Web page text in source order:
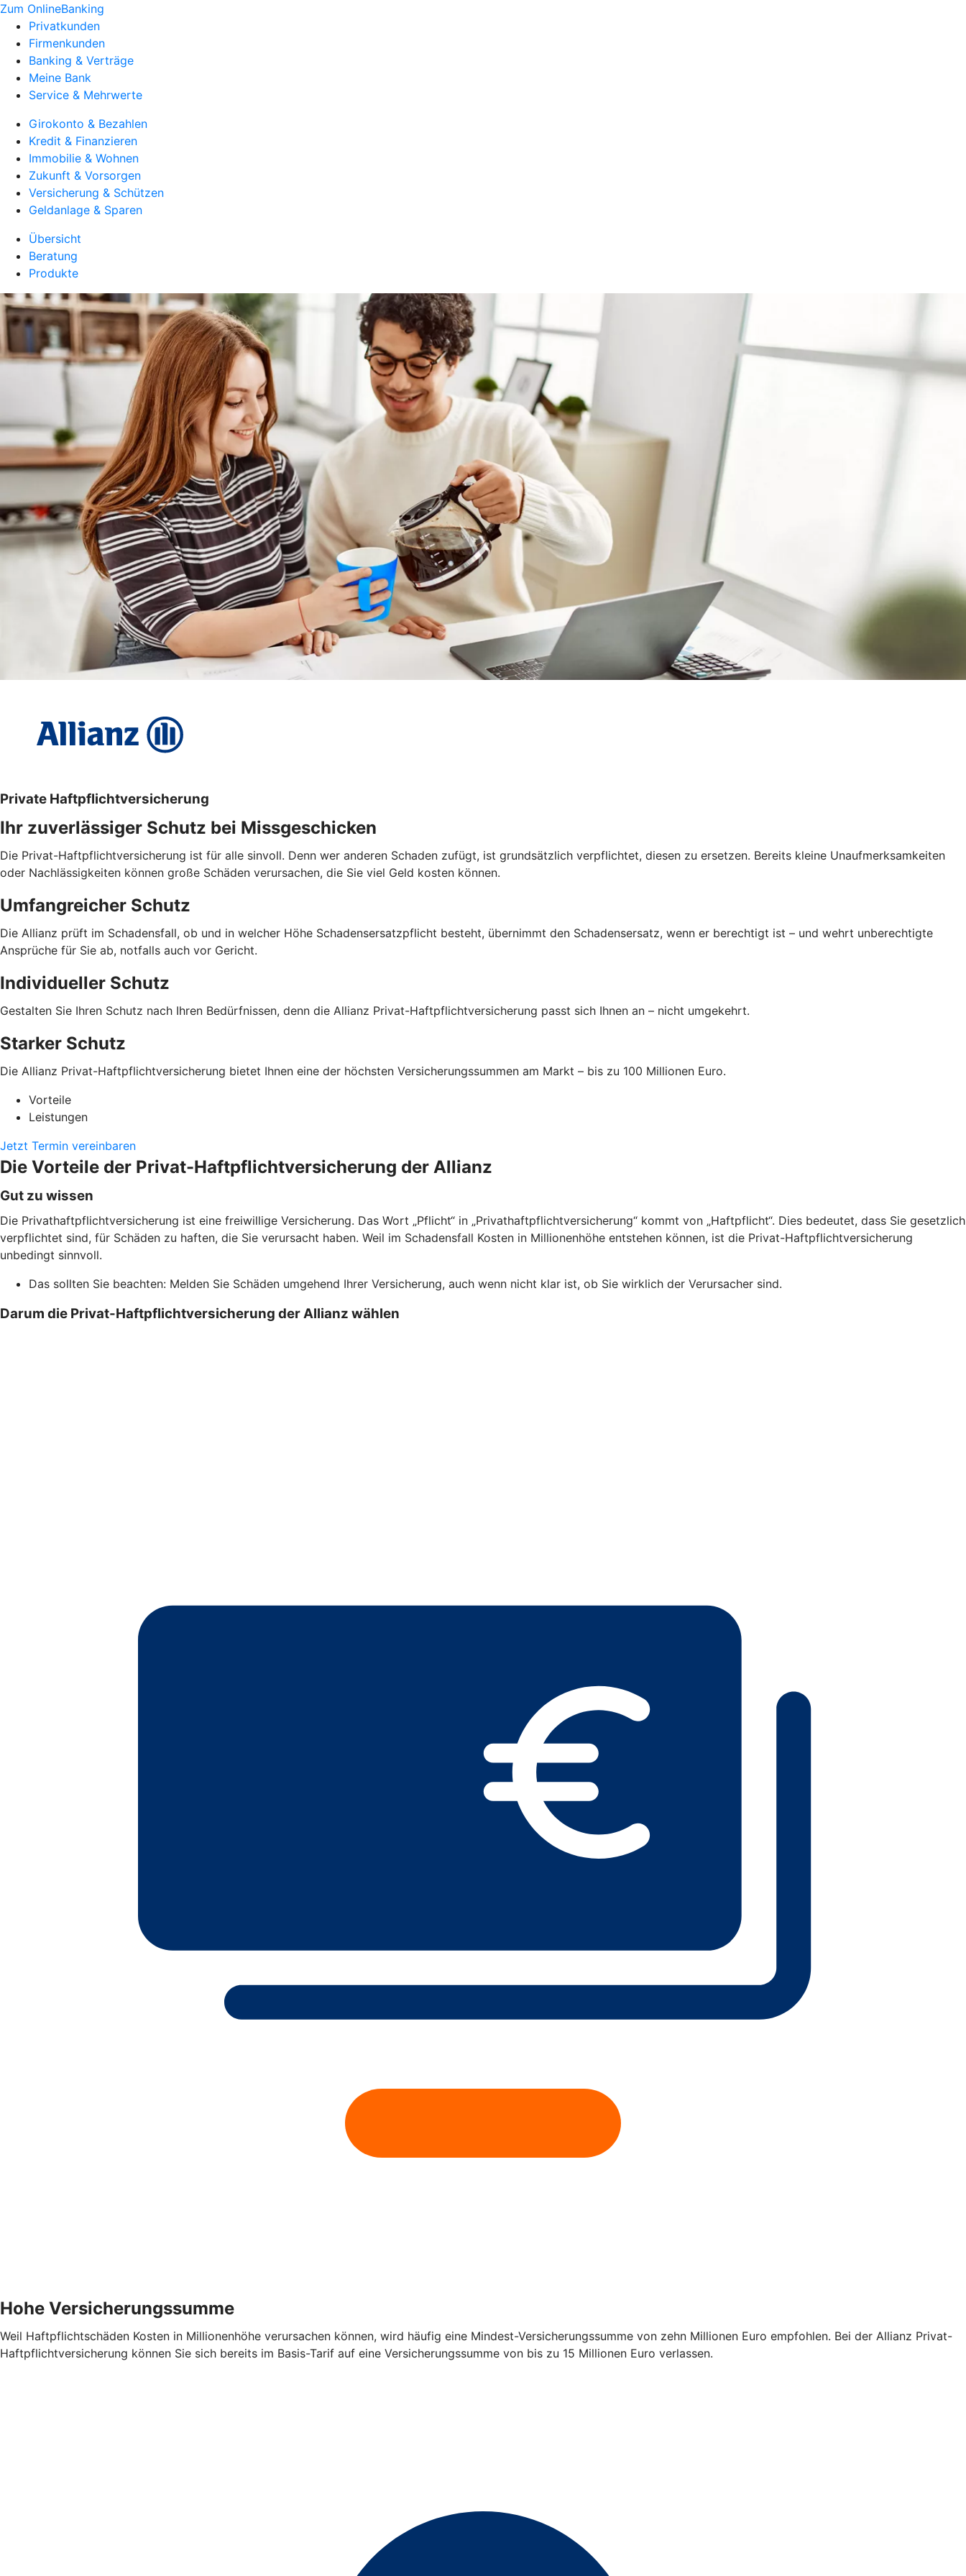
Zum OnlineBanking
Privatkunden
Firmenkunden
Banking & Verträge
Meine Bank
Service & Mehrwerte
Girokonto & Bezahlen
Kredit & Finanzieren
Immobilie & Wohnen
Zukunft & Vorsorgen
Versicherung & Schützen
Geldanlage & Sparen
Übersicht
Beratung
Produkte
Private Haftpflichtversicherung
Ihr zuverlässiger Schutz bei Missgeschicken
Die Privat-Haftpflichtversicherung ist für alle sinvoll. Denn wer anderen Schaden zufügt, ist grundsätzlich verpflichtet, diesen zu ersetzen. Bereits kleine Unaufmerksamkeiten
oder Nachlässigkeiten können große Schäden verursachen, die Sie viel Geld kosten können.
Umfangreicher Schutz
Die Allianz prüft im Schadensfall, ob und in welcher Höhe Schadensersatzpflicht besteht, übernimmt den Schadensersatz, wenn er berechtigt ist – und wehrt unberechtigte
Ansprüche für Sie ab, notfalls auch vor Gericht.
Individueller Schutz
Gestalten Sie Ihren Schutz nach Ihren Bedürfnissen, denn die Allianz Privat-Haftpflichtversicherung passt sich Ihnen an – nicht umgekehrt.
Starker Schutz
Die Allianz Privat-Haftpflichtversicherung bietet Ihnen eine der höchsten Versicherungssummen am Markt – bis zu 100 Millionen Euro.
Vorteile
Leistungen
Jetzt Termin vereinbaren
Die Vorteile der Privat-Haftpflichtversicherung der Allianz
Gut zu wissen
Die Privathaftpflichtversicherung ist eine freiwillige Versicherung. Das Wort „Pflicht“ in „Privathaftpflichtversicherung“ kommt von „Haftpflicht“. Dies bedeutet, dass Sie gesetzlich
verpflichtet sind, für Schäden zu haften, die Sie verursacht haben. Weil im Schadensfall Kosten in Millionenhöhe entstehen können, ist die Privat-Haftpflichtversicherung
unbedingt sinnvoll.
Das sollten Sie beachten: Melden Sie Schäden umgehend Ihrer Versicherung, auch wenn nicht klar ist, ob Sie wirklich der Verursacher sind.
Darum die Privat-Haftpflichtversicherung der Allianz wählen
Hohe Versicherungssumme
Weil Haftpflichtschäden Kosten in Millionenhöhe verursachen können, wird häufig eine Mindest-Versicherungssumme von zehn Millionen Euro empfohlen. Bei der Allianz Privat-
Haftpflichtversicherung können Sie sich bereits im Basis-Tarif auf eine Versicherungssumme von bis zu 15 Millionen Euro verlassen.